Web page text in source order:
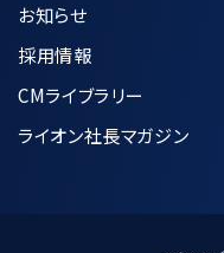
お知らせ
採用情報
CMライブラリー
ライオン社長マガジン